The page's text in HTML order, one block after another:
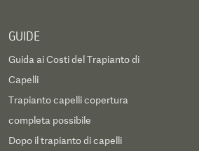
GUIDE
Guida ai Costi del Trapianto di
Capelli
Trapianto capelli copertura
completa possibile
Dopo il trapianto di capelli